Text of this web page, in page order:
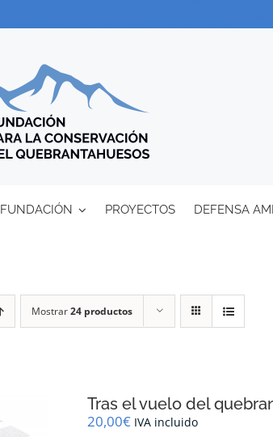
FUNDACIÓN PROYECTOS DEFENSA
Mostrar24 productos
Tras el vuelo del
20,00€ IVA incluido